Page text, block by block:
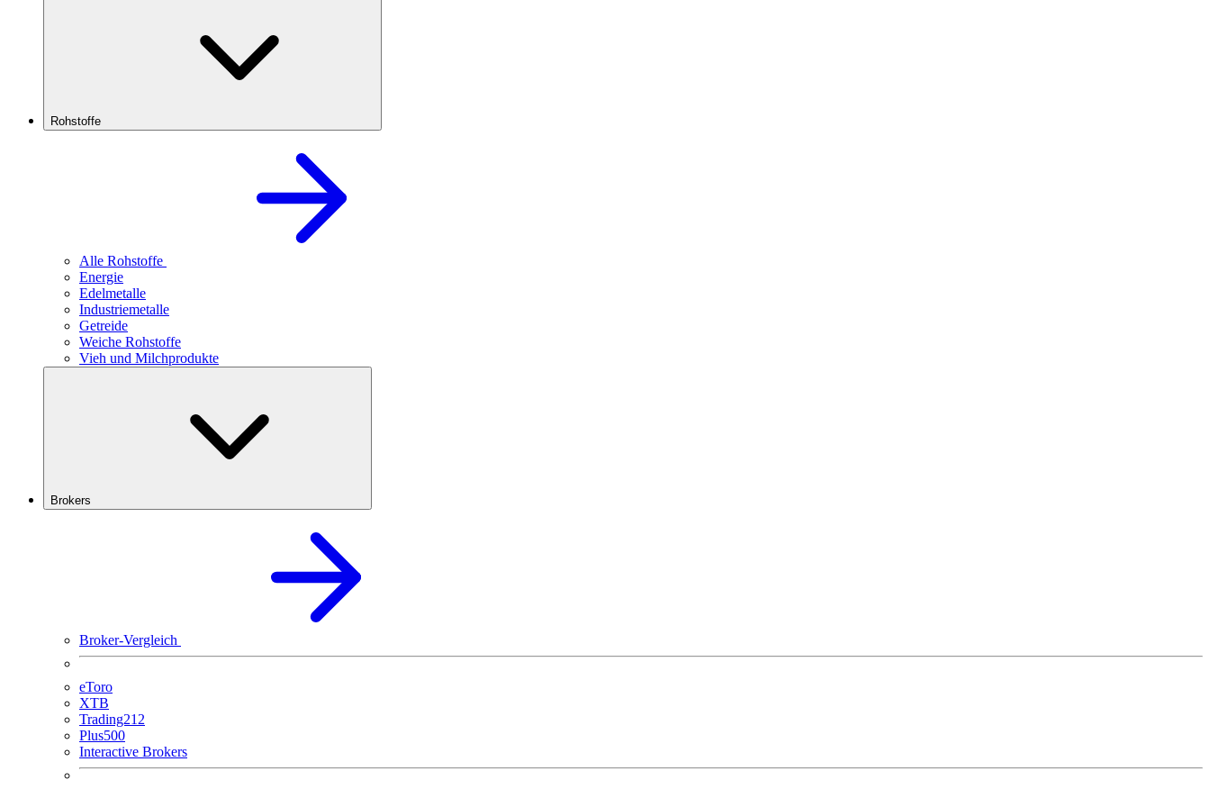
Rohstoffe
Alle Rohstoffe
Energie
Edelmetalle
Industriemetalle
Getreide
Weiche Rohstoffe
Vieh und Milchprodukte
Brokers
Broker-Vergleich
eToro
XTB
Trading212
Plus500
Interactive Brokers